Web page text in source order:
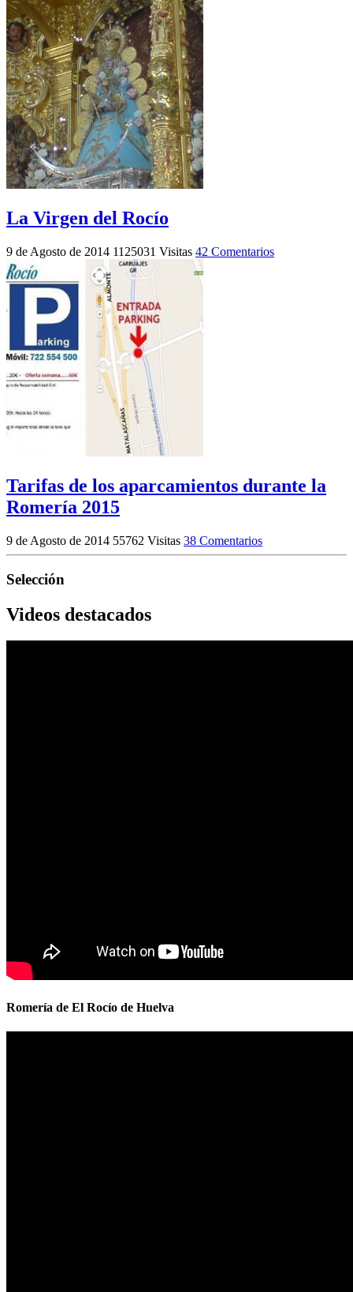
La Virgen del Rocío
9 de Agosto de 2014 1125031 Visitas 42 Comentarios
Tarifas de los aparcamientos durante la
Romería 2015
9 de Agosto de 2014 55762 Visitas 38 Comentarios
Selección
Videos destacados
Romería de El Rocío de Huelva